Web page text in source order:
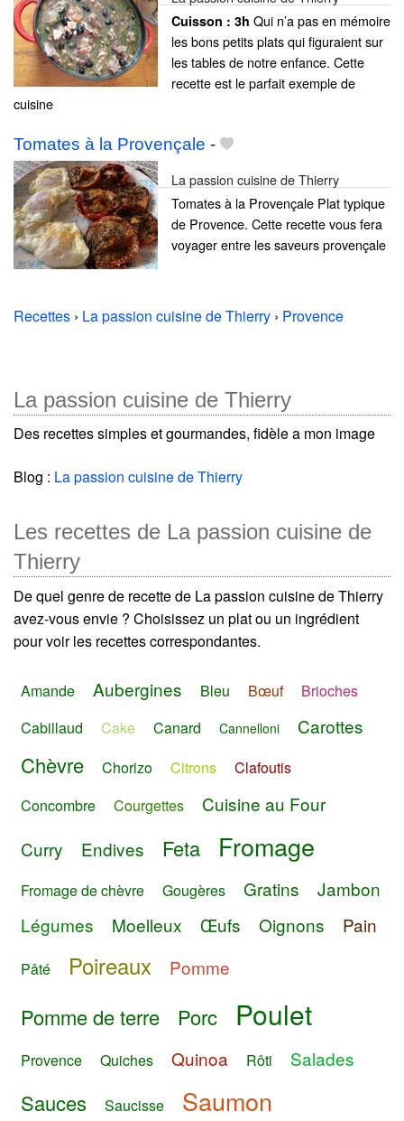
Cuisson : 3h Qui n’a pas en mémoire
les bons petits plats qui figuraient sur
les tables de notre enfance. Cette
recette est le parfait exemple de
cuisine
Tomates à la Provençale -
La passion cuisine de Thierry
Tomates à la Provençale Plat typique
de Provence. Cette recette vous fera
voyager entre les saveurs provençale
Recettes › La passion cuisine de Thierry › Provence
La passion cuisine de Thierry
Des recettes simples et gourmandes, fidèle a mon image
Blog : La passion cuisine de Thierry
Les recettes de La passion cuisine de
Thierry
De quel genre de recette de La passion cuisine de Thierry
avez-vous envie ? Choisissez un plat ou un ingrédient
pour voir les recettes correspondantes.
Amande Aubergines Bleu Bœuf
Brioches
Cabillaud
Cake Canard Cannelloni Carottes
Chèvre Chorizo Citrons
Clafoutis
Concombre
Courgettes
Cuisine au Four
Curry
Endives Feta Fromage
Fromage de chèvre Gougères Gratins
Jambon
Légumes
Moelleux Œufs Oignons Pain
Pâté Poireaux Pomme
Pomme de terre Porc Poulet
Provence Quiches Quinoa Rôti Salades
Sauces Saucisse Saumon